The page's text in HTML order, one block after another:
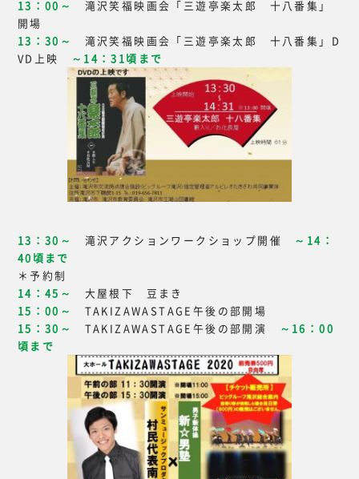
13：00～
滝沢笑福映画会「三遊亭楽太郎 十八番集」
開場
13：30～
滝沢笑福映画会「三遊亭楽太郎 十八番集」D
VD上映
～14：31頃まで
13：30～ 滝沢アクションワークショップ開催 ～14：
40頃まで
＊予約制
14：45～
大屋根下 豆まき
15：00～
TAKIZAWASTAGE午後の部開場
15：30～
TAKIZAWASTAGE午後の部開演
～16：00
頃まで